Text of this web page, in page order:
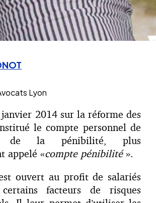
Lyon
2014 sur la réforme des
le compte personnel de
de la pénibilité, plus
appelé «compte pénibilité».
ouvert au profit de salariés
facteurs de risques